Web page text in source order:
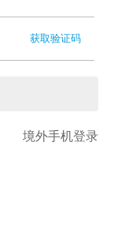
获取验证码
境外手机登录